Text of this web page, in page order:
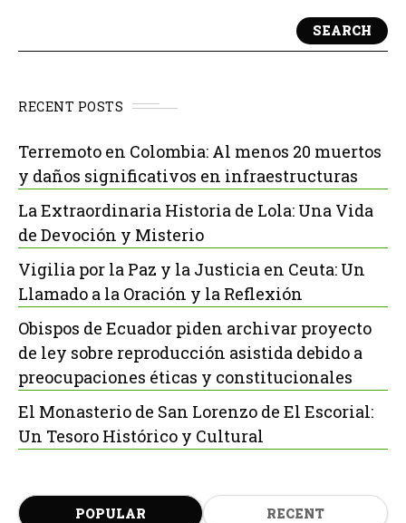
SEARCH
RECENT POSTS
Terremoto en Colombia: Al menos 20 muertos
y daños significativos en infraestructuras
La Extraordinaria Historia de Lola: Una Vida
de Devoción y Misterio
Vigilia por la Paz y la Justicia en Ceuta: Un
Llamado a la Oración y la Reflexión
Obispos de Ecuador piden archivar proyecto
de ley sobre reproducción asistida debido a
preocupaciones éticas y constitucionales
El Monasterio de San Lorenzo de El Escorial:
Un Tesoro Histórico y Cultural
POPULAR RECENT